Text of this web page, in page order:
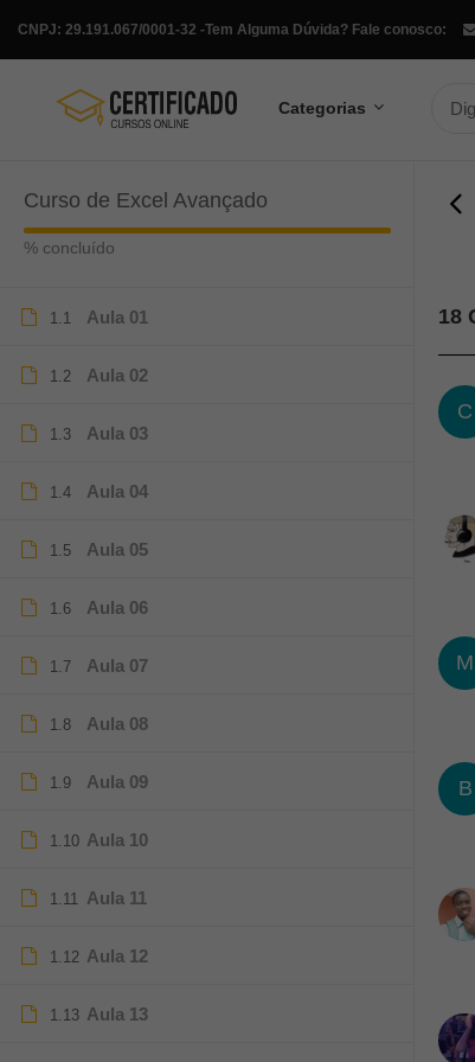
Tem Alguma Dúvida? Fale conosco:
CNPJ: 29.191.067/0001-32 -
Categorias
Curso de Excel Avançado
% concluído
1.1 Aula 01
1.2 Aula 02
1.3 Aula 03
1.4 Aula 04
1.5 Aula 05
1.6 Aula 06
1.7 Aula 07
1.8 Aula 08
1.9 Aula 09
1.10 Aula 10
1.11 Aula 11
1.12 Aula 12
1.13 Aula 13
18
C
M
B